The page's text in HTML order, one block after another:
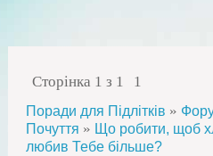
Сторінка 1 з 1 1
Поради для Підлітків »
Почуття » Що робити, щоб
любив Тебе більше?